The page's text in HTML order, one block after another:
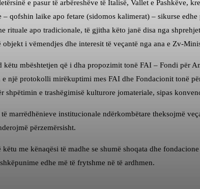
e pasur të arbëreshëve të Italisë, Vallet e
– qofshin laike apo fetare (sidomos kalimerat) – sikurse
rituale apo tradicionale, të gjitha këto janë disa nga
i vëmendjes dhe interesit të veçantë nga ana e Zv-
këtu mbështetjen që i dha propozimit tonë FAI – Fondi për
një protokolli mirëkuptimi mes FAI dhe Fondacionit tonë
shpëtimin e trashëgimisë kulturore jomateriale, sipas
marrëdhënieve institucionale ndërkombëtare theksojmë
përzemërsisht.
me kënaqësi të madhe se shumë shoqata dhe
edhe më të frytshme në të ardhmen.